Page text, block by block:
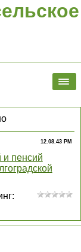
12.08.43 PM
и пенсий
: